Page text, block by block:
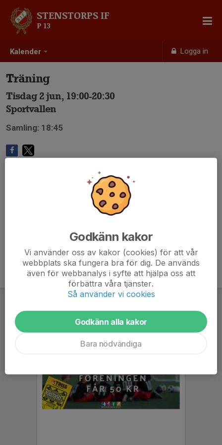
Kalender Logga in
STENSTORPS IF
P 13
Träning
Tisdag 2 jun, 19:00-20:30
Sportvallen
Samling: 18:45
Godkänn kakor
Vi använder oss av kakor (cookies) för att vår
webbplats ska fungera bra för dig. De används
även för webbanalys i syfte att hjälpa oss att
förbättra våra tjänster.
Så använder vi cookies
Godkänn alla kakor
Bara nödvändiga